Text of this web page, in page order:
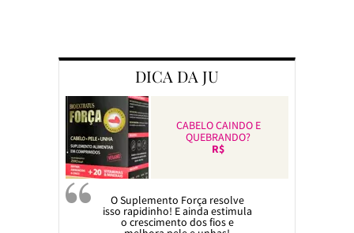
DICA DA JU
CABELO CAINDO E
QUEBRANDO?
R$
O Suplemento Força resolve
isso rapidinho! E ainda estimula
o crescimento dos fios e